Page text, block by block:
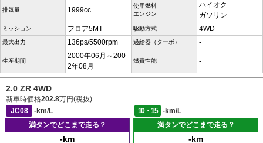
排気量 1999cc
使用燃料
エンジン
ハイオク
ガソリン
ミッション フロア5MT 駆動方式 4WD
最大出力 136ps/5500rpm 過給器（ターボ） -
生産期間
2000年06月～200
2年08月
燃費性能 -
2.0 ZR 4WD
新車時価格202.8万円(税抜)
JC08
-km/L 10・15
-km/L
満タンでどこまで走る？
-km
満タンでどこまで走る？
-km